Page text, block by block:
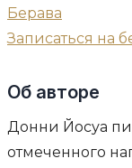
Берава
Записаться на
Об авторе
Донни Йосуа
отмеченного